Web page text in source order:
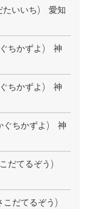
たいいち) 愛知
ちかずよ) 神
ちかずよ) 神
ぐちかずよ) 神
だてるぞう)
こだてるぞう)